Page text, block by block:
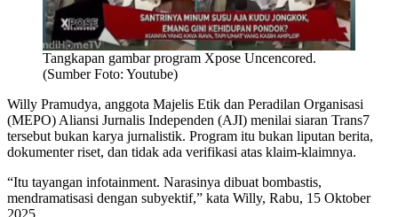
Tangkapan gambar program Xpose Uncencored.
(Sumber Foto: Youtube)
Willy Pramudya, anggota Majelis Etik dan Peradilan Organisasi
(MEPO) Aliansi Jurnalis Independen (AJI) menilai siaran Trans7
tersebut bukan karya jurnalistik. Program itu bukan liputan berita,
dokumenter riset, dan tidak ada verifikasi atas klaim-klaimnya.
“Itu tayangan infotainment. Narasinya dibuat bombastis,
mendramatisasi dengan subyektif,” kata Willy, Rabu, 15 Oktober
2025.